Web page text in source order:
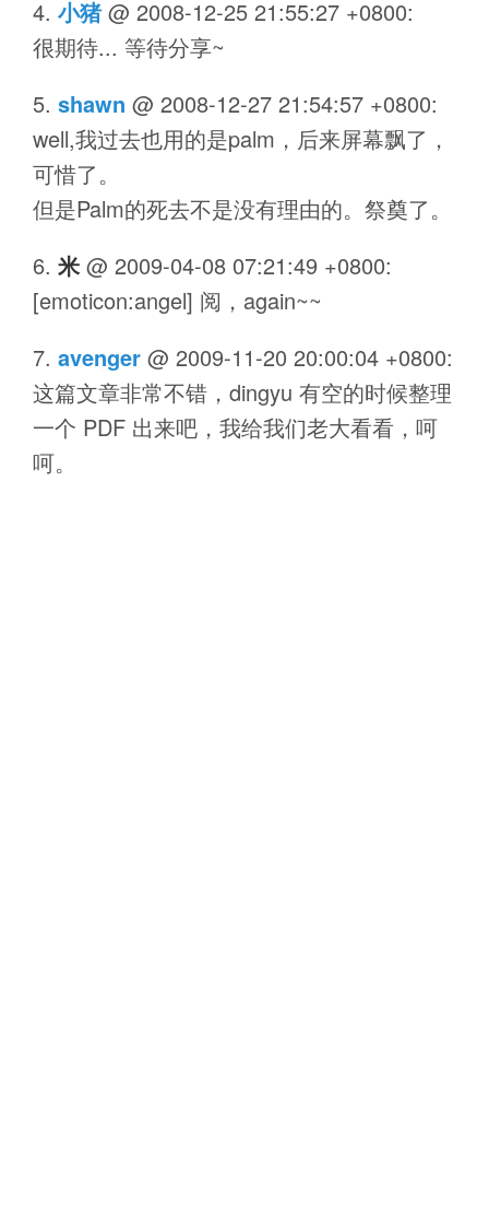
小猪@ 2008-12-25 21:55:27 +0800:
很期待... 等待分享~
shawn @ 2008-12-27 21:54:57 +0800:
well,我过去也用的是palm，后来屏幕飘了，
可惜了。
但是Palm的死去不是没有理由的。祭奠了。
米@ 2009-04-08 07:21:49 +0800:
[emoticon:angel] 阅，again~~
avenger @ 2009-11-20 20:00:04 +0800:
这篇文章非常不错，dingyu 有空的时候整理
一个 PDF 出来吧，我给我们老大看看，呵
呵。